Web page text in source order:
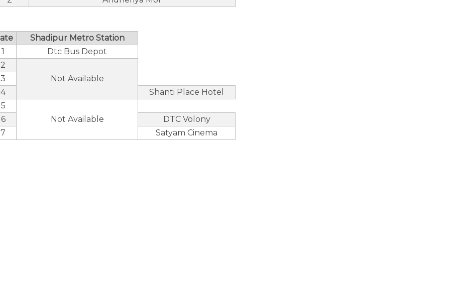
Shadipur Metro Station
1
Dtc Bus Depot
2
Not Available
3
4
Shanti Place Hotel
5
Not Available
6
DTC Volony
7
Satyam Cinema